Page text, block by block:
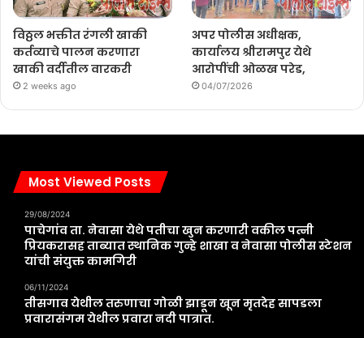
विठ्ठल भक्तीत रंगली खाकी
कर्तव्याचे पालन करणारा
खाकी वर्दीतील वारकरी
2 weeks ago
अपर पोलीस अधीक्षक,
कार्यालय श्रीरामपुर येथे
आरोपींची ओळख परेड,
04/07/2026
Most Viewed Posts
29/08/2024
पाचेगांव ता. नेवासा येथे पतीचा खुन करणारी वकील पत्नी
प्रियकरासह ताब्यात स्थानिक गुन्हे शाखा व नेवासा पोलीस स्टेशन
यांची संयुक्त कामगिरी
06/11/2024
तीसगाव येथील तरुणाचा गोळी झाडून खून मृतदेह सापडला
प्रवारासंगम येथील प्रवारा नदी पात्रात.